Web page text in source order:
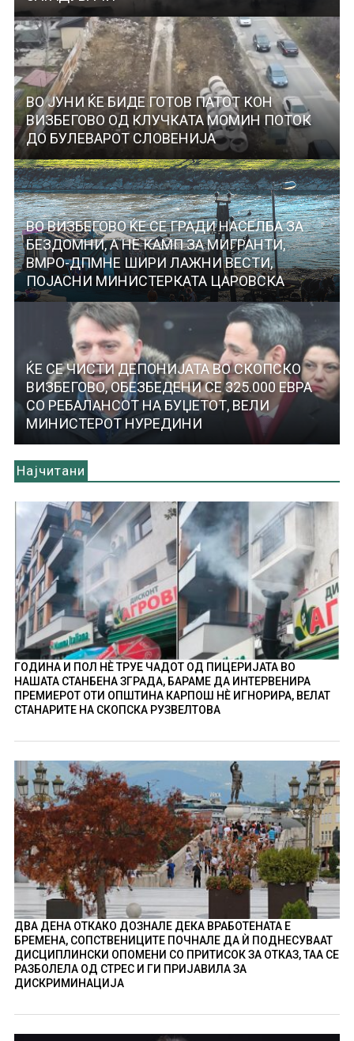
ВО ЈУНИ ЌЕ БИДЕ ГОТОВ ПАТОТ КОН
ВИЗБЕГОВО ОД КЛУЧКАТА МОМИН ПОТОК
ДО БУЛЕВАРОТ СЛОВЕНИЈА
ВО ВИЗБЕГОВО ЌЕ СЕ ГРАДИ НАСЕЛБА ЗА
БЕЗДОМНИ, А НЕ КАМП ЗА МИГРАНТИ,
ВМРО-ДПМНЕ ШИРИ ЛАЖНИ ВЕСТИ,
ПОЈАСНИ МИНИСТЕРКАТА ЦАРОВСКА
ЌЕ СЕ ЧИСТИ ДЕПОНИЈАТА ВО СКОПСКО
ВИЗБЕГОВО, ОБЕЗБЕДЕНИ СЕ 325.000 ЕВРА
СО РЕБАЛАНСОТ НА БУЏЕТОТ, ВЕЛИ
МИНИСТЕРОТ НУРЕДИНИ
Најчитани
ГОДИНА И ПОЛ НÈ ТРУЕ ЧАДОТ ОД ПИЦЕРИЈАТА ВО
НАШАТА СТАНБЕНА ЗГРАДА, БАРАМЕ ДА ИНТЕРВЕНИРА
ПРЕМИЕРОТ ОТИ ОПШТИНА КАРПОШ НÈ ИГНОРИРА, ВЕЛАТ
СТАНАРИТЕ НА СКОПСКА РУЗВЕЛТОВА
ДВА ДЕНА ОТКАКО ДОЗНАЛЕ ДЕКА ВРАБОТЕНАТА Е
БРЕМЕНА, СОПСТВЕНИЦИТЕ ПОЧНАЛЕ ДА Ѝ ПОДНЕСУВААТ
ДИСЦИПЛИНСКИ ОПОМЕНИ СО ПРИТИСОК ЗА ОТКАЗ, ТАА СЕ
РАЗБОЛЕЛА ОД СТРЕС И ГИ ПРИЈАВИЛА ЗА
ДИСКРИМИНАЦИЈА